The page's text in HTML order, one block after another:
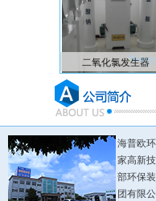
二氧化氯发生器
海普欧
家高新
部环保
团有限